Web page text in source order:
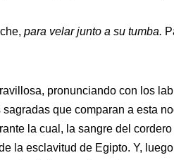
para velar junto a su tumba.
pronunciando con los
que comparan a esta
la cual, la sangre del
la esclavitud de Egipto. Y,